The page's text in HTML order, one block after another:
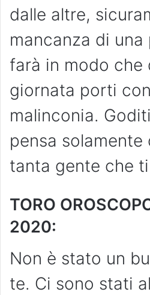
dalle altre,
mancanza di una
farà in modo che
giornata porti
malinconia.
pensa solamente
tanta gente che
TORO
2020:
Non è stato un
te. Ci sono stati